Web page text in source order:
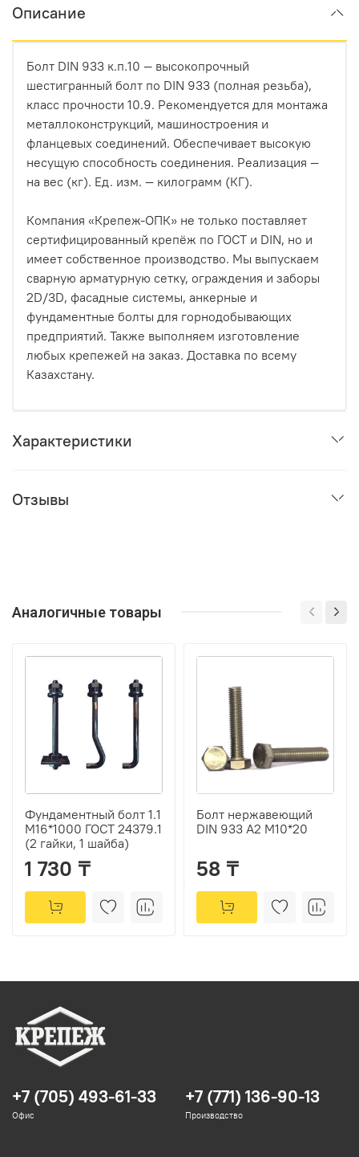
Описание
Болт DIN 933 к.п.10 — высокопрочный
шестигранный болт по DIN 933 (полная резьба),
класс прочности 10.9. Рекомендуется для монтажа
металлоконструкций, машиностроения и
фланцевых соединений. Обеспечивает высокую
несущую способность соединения. Реализация —
на вес (кг). Ед. изм. — килограмм (КГ).
Компания «Крепеж-ОПК» не только поставляет
сертифицированный крепёж по ГОСТ и DIN, но и
имеет собственное производство. Мы выпускаем
сварную арматурную сетку, ограждения и заборы
2D/3D, фасадные системы, анкерные и
фундаментные болты для горнодобывающих
предприятий. Также выполняем изготовление
любых крепежей на заказ. Доставка по всему
Казахстану.
Характеристики
Отзывы
Аналогичные товары
Фундаментный болт 1.1
М16*1000 ГОСТ 24379.1
(2 гайки, 1 шайба)
1 730 ₸
Болт нержавеющий
DIN 933 А2 М10*20
58 ₸
+7 (705) 493-61-33
Офис
+7 (771) 136-90-13
Производство